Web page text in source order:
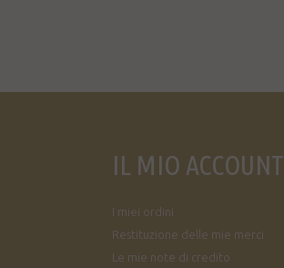
IL MIO ACCOUNT
I miei ordini
Restituzione delle mie merci
Le mie note di credito